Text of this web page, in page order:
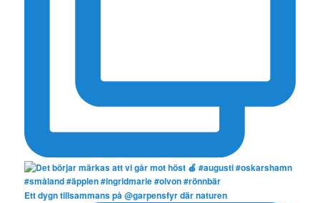
Ett dygn tillsammans på @garpensfyr där naturen